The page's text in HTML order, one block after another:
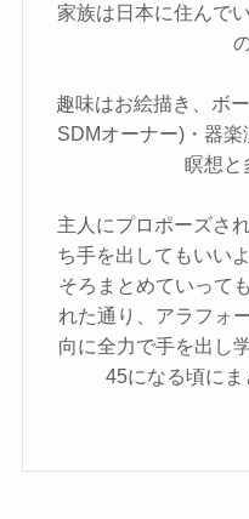
家族は日本に住んで
趣味はお絵描き、ボ
SDMオーナー)・器楽
瞑想と
主人にプロポーズさ
ち手を出してもいい
そろまとめていって
れた通り、アラフォ
向に全力で手を出し
45になる頃にま